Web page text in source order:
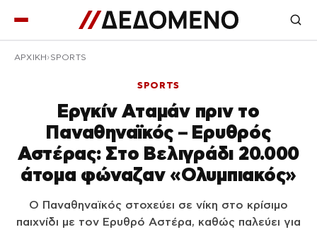
ΑΡΧΙΚΉ SPORTS
SPORTS
Εργκίν Αταμάν πριν το
Παναθηναϊκός – Ερυθρός
Αστέρας: Στο Βελιγράδι 20.000
άτομα φώναζαν «Ολυμπιακός»
Ο Παναθηναϊκός στοχεύει σε νίκη στο κρίσιμο
παιχνίδι με τον Ερυθρό Αστέρα, καθώς παλεύει για